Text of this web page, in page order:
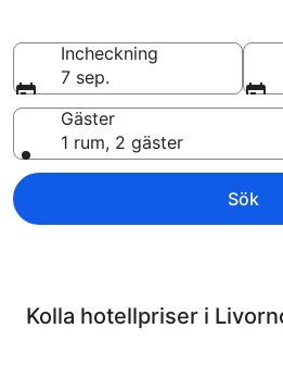
Incheckning
7 sep.
Gäster
1 rum, 2 gäster
Sök
Kolla hotellpriser i